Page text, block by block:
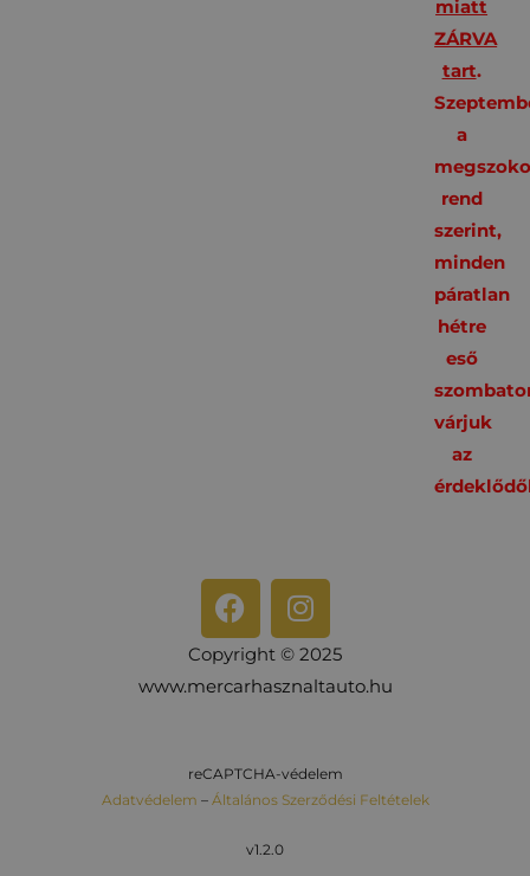
miatt
ZÁRVA
tart.
a
rend
szerint,
minden
páratlan
hétre
eső
várjuk
az
Copyright © 2025
www.mercarhasznaltauto.hu
reCAPTCHA-védelem
Adatvédelem – Általános Szerződési Feltételek
v1.2.0